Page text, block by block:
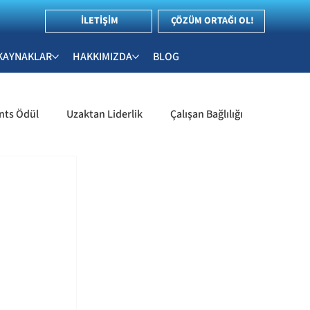
ÇÖZÜM ORTAĞI OL!
İLETİŞİM
HAKKIMIZDA BLOG
Ödül Uzaktan Liderlik Çalışan Bağlılığı